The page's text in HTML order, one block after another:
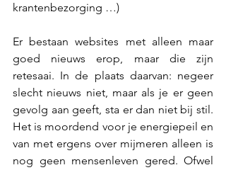
krantenbezorging …)
Er bestaan websites met alleen maar
goed nieuws erop, maar die zijn
retesaai. In de plaats daarvan: negeer
slecht nieuws niet, maar als je er geen
gevolg aan geeft, sta er dan niet bij stil.
Het is moordend voor je energiepeil en
van met ergens over mijmeren alleen is
nog geen mensenleven gered. Ofwel